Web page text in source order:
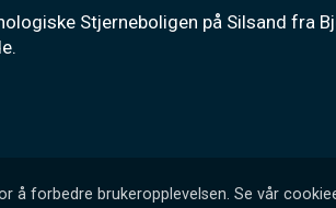
Stjerneboligen på Silsand fra
å forbedre brukeropplevelsen. Se vår